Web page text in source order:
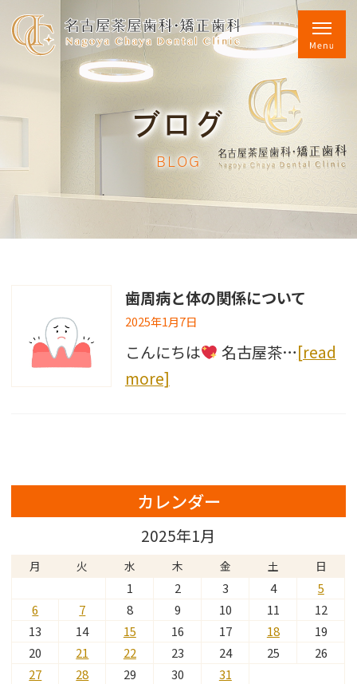
ブログ
BLOG
歯周病と体の関係について
2025年1月7日
こんにちは 名古屋茶…[read
more]
カレンダー
2025年1月
月 火 水 木 金 土 日
1 2 3 4
5
6
7 8 9 10 11
12
13
14 15 16 17 18
19
20
21 22 23 24 25
26
27
28 29 30 31